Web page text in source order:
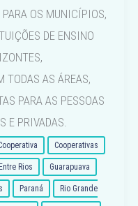
OS MUNICÍPIOS,
DE ENSINO
TODAS AS ÁREAS,
PARA AS PESSOAS
E PRIVADAS.
Cooperativas
Entre Rios Guarapuava
Paraná Rio Grande